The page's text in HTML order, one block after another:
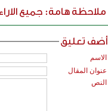
ملاحظة هامة: جميع
أضف تعليق
الاسم
عنوان المقال
النص